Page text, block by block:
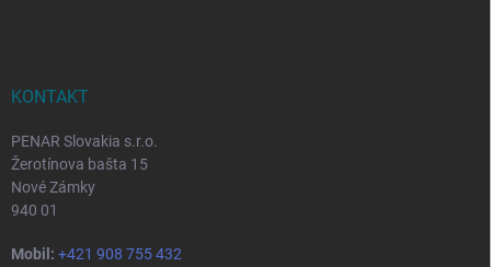
KONTAKT
PENAR Slovakia s.r.o.
Žerotínova bašta 15
Nové Zámky
940 01
Mobil: +421 908 755 432